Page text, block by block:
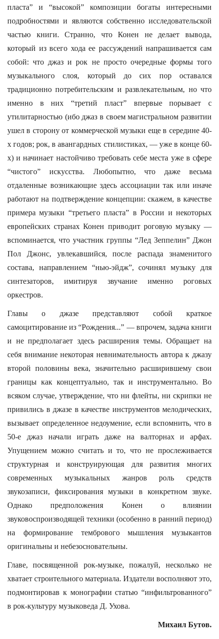
пласта” и “высокой” композиции богаты интересными
подробностями и являются собственно исследовательской
частью книги. Странно, что Конен не делает вывода,
который из всего хода ее рассуждений напрашивается сам
собой: что джаз и рок не просто очередные формы того
музыкального слоя, который до сих пор оставался
традиционно потребительским и развлекательным, но что
именно в них “третий пласт” впервые порывает с
утилитарностью (ибо джаз в своем магистральном развитии
ушел в сторону от коммерческой музыки еще в середине 40-
х годов; рок, в авангардных стилистиках, — уже в конце 60-
х) и начинает настойчиво требовать себе места уже в сфере
“чистого” искусства. Любопытно, что даже весьма
отдаленные возникающие здесь ассоциации так или иначе
работают на подтверждение концепции: скажем, в качестве
примера музыки “третьего пласта” в России и некоторых
европейских странах Конен приводит роговую музыку —
вспоминается, что участник группы “Лед Зеппелин” Джон
Пол Джонс, увлекавшийся, после распада знаменитого
состава, направлением “нью-эйдж”, сочинял музыку для
синтезаторов, имитируя звучание именно роговых
оркестров.
Главы о джазе представляют собой краткое
самоцитирование из “Рождения...” — впрочем, задача книги
и не предполагает здесь расширения темы. Обращает на
себя внимание некоторая невнимательность автора к джазу
второй половины века, значительно расширившему свои
границы как концептуально, так и инструментально. Во
всяком случае, утверждение, что ни флейты, ни скрипки не
привились в джазе в качестве инструментов мелодических,
вызывает определенное недоумение, если вспомнить, что в
50-е джаз начали играть даже на валторнах и арфах.
Упущением можно считать и то, что не прослеживается
структурная и конструирующая для развития многих
современных музыкальных жанров роль средств
звукозаписи, фиксирования музыки в конкретном звуке.
Однако предположения Конен о влиянии
звуковоспроизводящей техники (особенно в ранний период)
на формирование тембрового мышления музыкантов
оригинальны и небезосновательны.
Главе, посвященной рок-музыке, пожалуй, несколько не
хватает строительного материала. Издатели восполняют это,
подмонтировав к монографии статью “инфильтрованного”
в рок-культуру музыковеда Д. Ухова.
Михаил Бутов.